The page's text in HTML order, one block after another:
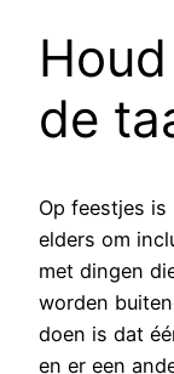
de
Op feestjes
elders om
met dingen
worden
doen is dat
en er een